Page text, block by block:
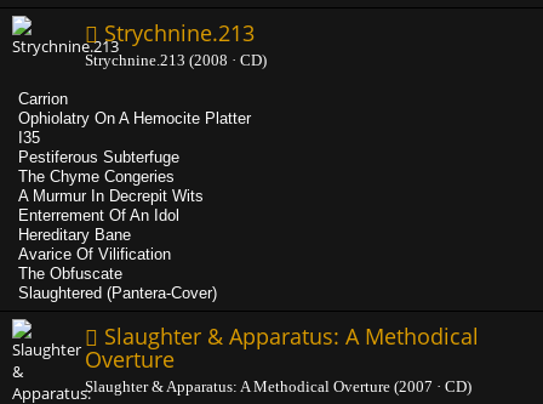
Strychnine.213
Strychnine.213 (2008 · CD)
Carrion
Ophiolatry On A Hemocite Platter
I35
Pestiferous Subterfuge
The Chyme Congeries
A Murmur In Decrepit Wits
Enterrement Of An Idol
Hereditary Bane
Avarice Of Vilification
The Obfuscate
Slaughtered (Pantera-Cover)
Slaughter & Apparatus: A Methodical
Overture
Slaughter & Apparatus: A Methodical Overture (2007 · CD)